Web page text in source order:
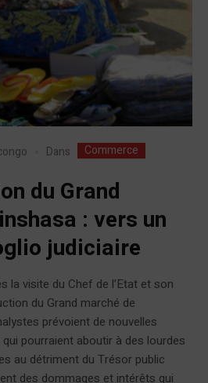
Dans Commerce
du Grand
: vers un
judiciaire
la visite du Chef de l’Etat et son
du Grand marché de
prévoient de nouvelles
pourraient aboutir à des lourdes
au détriment du Trésor public
des dommages et intérêts qui